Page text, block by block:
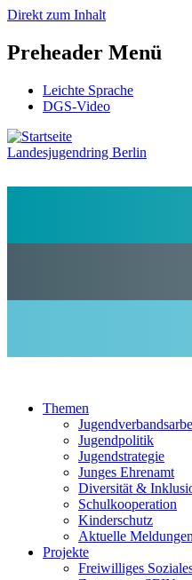
Direkt zum Inhalt
Preheader Menü
Leichte Sprache
DGS-Video
Landesjugendring Berlin
Themen
Jugendpolitik
Jugendstrategie
Junges Ehrenamt
Diversität &
Schulkooperation
Kinderschutz
Aktuelle Meldungen
Projekte
Freiwilliges